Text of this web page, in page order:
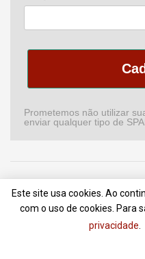
Prometemos não utilizar
enviar qualquer tipo de
Home Podcast Revista
Anuncie
Contato
Portal da
Este site usa cookies. Ao
com o uso de cookies. Para
privacidade